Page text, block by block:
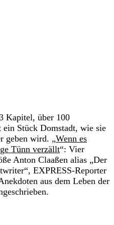
Kapitel, über 100
Stück Domstadt, wie sie
geben wird. „Wenn es
Tünn verzällt“: Vier
Anton Claaßen alias „Der
EXPRESS-Reporter
aus dem Leben der